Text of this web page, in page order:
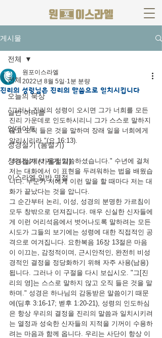
게시물
전체
오늘의 묵상
일반 아티클
업데이트
성경절기 (봄절기)
성경절기 (가을절기)
이스라엘 일반 명절
전체
진리의 성령님은 진리의 말씀으로 일치시킵니다
원포이스라엘
2022년 8월 5일 1분 분량
“그러나 진리의 성령이 오시면 그가 너희를 모든
진리 가운데로 인도하시리니 그가 스스로 말하지
않고 오직 들은 것을 말하며 장래 일을 너희에게
알리시리라 "(요 16:13).
"하나님께서 제게 말씀하셨습니다." 수년에 걸쳐
저는 대화에서 이 표현을 두려워하는 법을 배웠습
니다. 누군가 저에게 이런 말을 할 때마다 저는 대
화가 끝났다는 것을 압니다.
그 순간부터 논리, 이성, 성경의 분명한 가르침이
모두 창밖으로 던져집니다. 매우 신실한 신자들에
게 이런 어리석음에서 벗어나도록 말하려는 모든
시도가 그들의 보기에는 성령에 대한 직접적인 공
격으로 여겨집니다. 요한복음 16장 13절은 마음
이 이끄는, 감정적이며, 근시안적인, 완전히 비성
경적인 결정을 정당화하기 위해 자주 사용(남용)
됩니다. 그러나 이 구절을 다시 보십시오. "그[진
리의 영]는 스스로 말하지 않고 오직 들은 것을 말
하며." 성경은 하나님의 감동받은 말씀이기 때문
에(딤후 3:16-17; 벧후 1:20-21), 성령의 인도하심
은 항상 우리의 결정을 진리의 말씀과 일치시키려
는 열정과 성숙한 신자들의 지적을 기꺼이 수용하
려는 마음과 함께 옵니다. 우리는 사단이 항상 이